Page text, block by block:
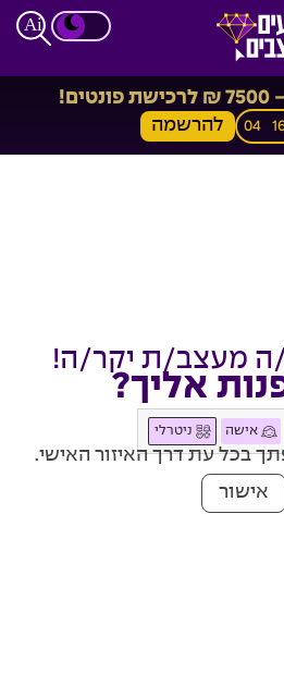
04 להרשמה
ה מעצב/ת יקר/ה!
אליך?
אישה ניטרלי
בכל עת דרך האיזור האישי.
אישור